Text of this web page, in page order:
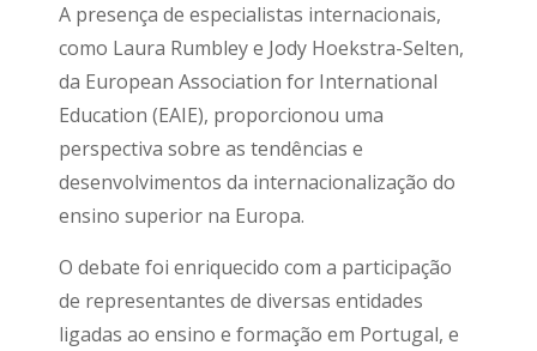
A presença de especialistas internacionais,
como Laura Rumbley e Jody Hoekstra-Selten,
da European Association for International
Education (EAIE), proporcionou uma
perspectiva sobre as tendências e
desenvolvimentos da internacionalização do
ensino superior na Europa.
O debate foi enriquecido com a participação
de representantes de diversas entidades
ligadas ao ensino e formação em Portugal, e